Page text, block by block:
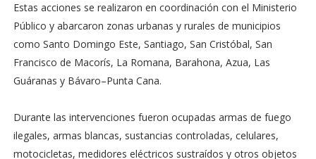
Estas acciones se realizaron en coordinación con el Ministerio
Público y abarcaron zonas urbanas y rurales de municipios
como Santo Domingo Este, Santiago, San Cristóbal, San
Francisco de Macorís, La Romana, Barahona, Azua, Las
Guáranas y Bávaro–Punta Cana.
Durante las intervenciones fueron ocupadas armas de fuego
ilegales, armas blancas, sustancias controladas, celulares,
motocicletas, medidores eléctricos sustraídos y otros objetos